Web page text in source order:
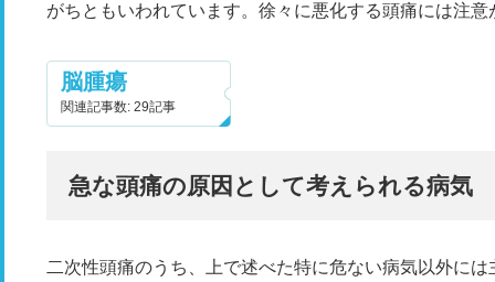
がちともいわれています。徐々に悪化する頭痛には注意
脳腫瘍
関連記事数: 29記事
急な頭痛の原因として考えられる病気
二次性頭痛のうち、上で述べた特に危ない病気以外に